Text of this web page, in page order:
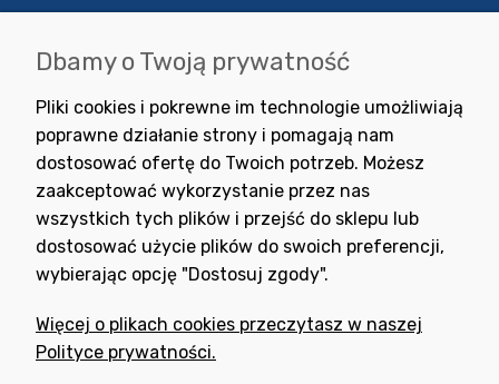
Wyrażam zgodę na otrzymywanie newslettera z inspiracjami,
nowościami i promocjami.
Potrzebujesz pomocy
+48 791 806 804
Dbamy o Twoją prywatność
Pliki cookies i pokrewne im technologie umożliwiają
poprawne działanie strony i pomagają nam
dostosować ofertę do Twoich potrzeb. Możesz
zaakceptować wykorzystanie przez nas
wszystkich tych plików i przejść do sklepu lub
dostosować użycie plików do swoich preferencji,
wybierając opcję "Dostosuj zgody".
Więcej o plikach cookies przeczytasz w naszej
Polityce prywatności.